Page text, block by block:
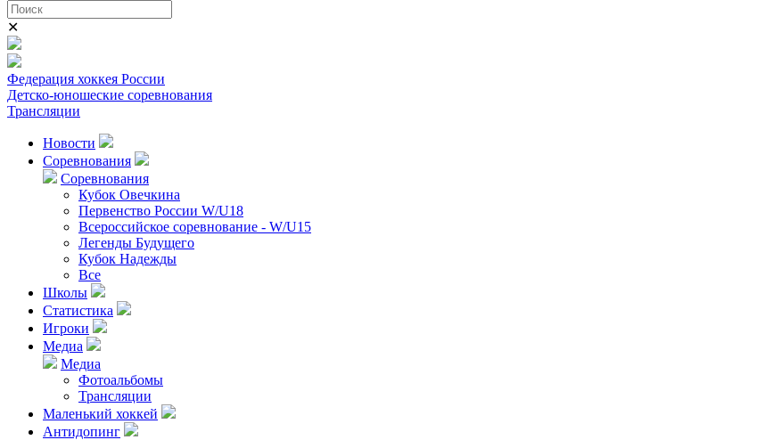
✕
Федерация хоккея России
Детско-юношеские соревнования
Трансляции
Новости
Соревнования
Соревнования
Кубок Овечкина
Первенство России W/U18
Всероссийское соревнование - W/U15
Легенды Будущего
Кубок Надежды
Все
Школы
Статистика
Игроки
Медиа
Медиа
Фотоальбомы
Трансляции
Маленький хоккей
Антидопинг